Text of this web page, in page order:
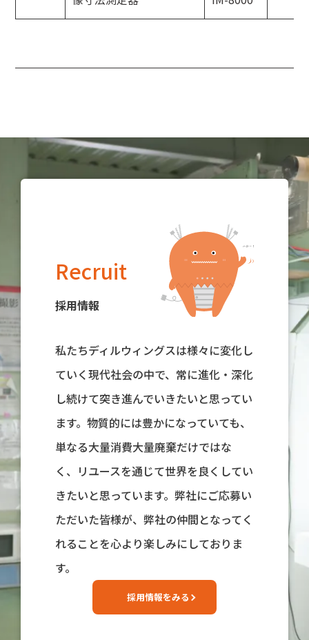
Recruit
採用情報
私たちディルウィングスは様々に変化し
ていく現代社会の中で、常に進化・深化
し続けて突き進んでいきたいと思ってい
ます。物質的には豊かになっていても、
単なる大量消費大量廃棄だけではな
く、リユースを通じて世界を良くしてい
きたいと思っています。弊社にご応募い
ただいた皆様が、弊社の仲間となってく
れることを心より楽しみにしておりま
す。
採用情報をみる